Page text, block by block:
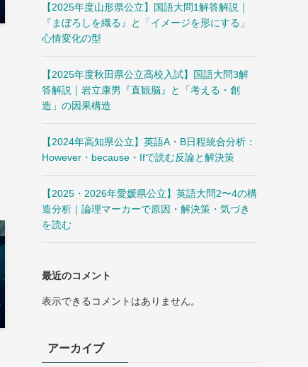
【2025年度山形県公立】国語大問1解答解説｜
『まぼろしを織る』と「イメージを形にする」
心情変化の型
【2025年度秋田県公立高校入試】国語大問3解
答解説｜岩立康男『直観脳』と「考える・創
造」の因果構造
【2024年高知県公立】英語A・B日程統合分析：
However・because・Ifで読む反論と解決策
【2025・2026年愛媛県公立】英語大問2〜4の構
造分析｜論理マーカーで原因・解決策・気づき
を読む
最近のコメント
表示できるコメントはありません。
アーカイブ